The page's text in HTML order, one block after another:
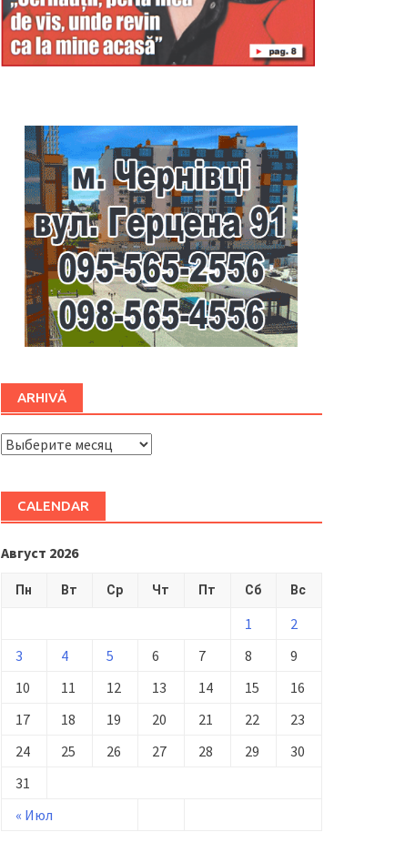
ARHIVĂ
ARHIVĂ
CALENDAR
Август 2026
Пн Вт Ср Чт Пт Сб Вс
« Июл
1
2
3
4 5 6 7 8
9
10
11 12 13 14 15
16
17
18 19 20 21 22
23
24
25 26 27 28 29
30
31